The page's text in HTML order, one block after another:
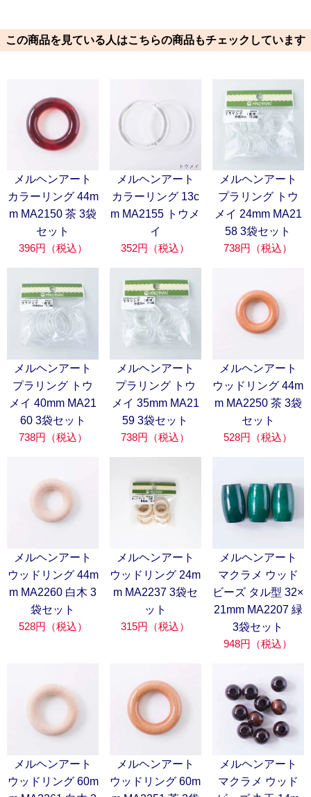
この商品を見ている人はこちらの商品もチェックしています
メルヘンアート
カラーリング 44m
m MA2150 茶 3袋
セット
396円（税込）
メルヘンアート
カラーリング 13c
m MA2155 トウメ
イ
352円（税込）
メルヘンアート
プラリング トウ
メイ 24mm MA21
58 3袋セット
738円（税込）
メルヘンアート
プラリング トウ
メイ 40mm MA21
60 3袋セット
738円（税込）
メルヘンアート
プラリング トウ
メイ 35mm MA21
59 3袋セット
738円（税込）
メルヘンアート
ウッドリング 44m
m MA2250 茶 3袋
セット
528円（税込）
メルヘンアート
ウッドリング 44m
m MA2260 白木 3
袋セット
528円（税込）
メルヘンアート
ウッドリング 24m
m MA2237 3袋セ
ット
315円（税込）
メルヘンアート
マクラメ ウッド
ビーズ タル型 32×
21mm MA2207 緑
3袋セット
948円（税込）
メルヘンアート
ウッドリング 60m
メルヘンアート
ウッドリング 60m
メルヘンアート
マクラメ ウッド